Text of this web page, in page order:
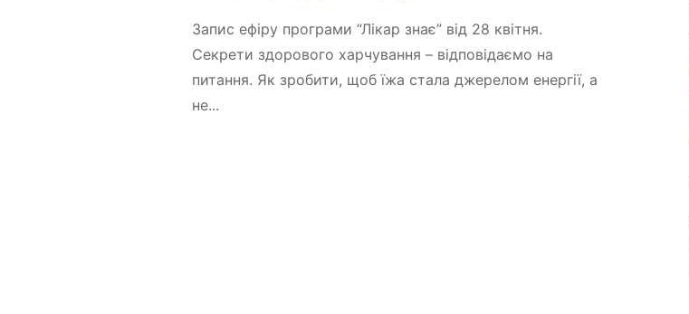
Запис ефіру програми “Лікар знає” від 28 квітня.
Секрети здорового харчування – відповідаємо на
питання. Як зробити, щоб їжа стала джерелом енергії, а
не...